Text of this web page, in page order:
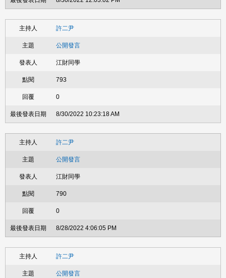
許二尹
公開發言
江財同學
793
0
8/30/2022 10:23:18 AM
許二尹
公開發言
江財同學
790
0
8/28/2022 4:06:05 PM
許二尹
公開發言